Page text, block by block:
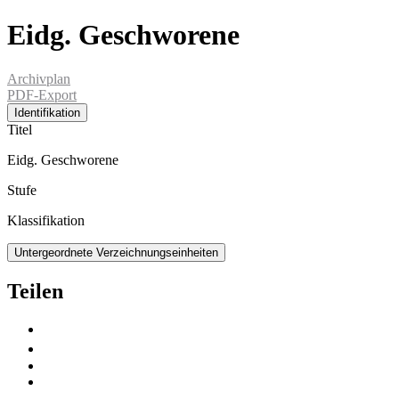
Eidg. Geschworene
Archivplan
PDF-Export
Identifikation
Titel
Eidg. Geschworene
Stufe
Klassifikation
Untergeordnete Verzeichnungseinheiten
Teilen